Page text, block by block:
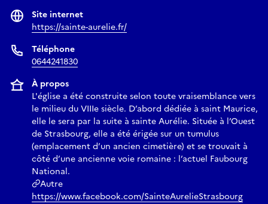
Site internet
https://sainte-aurelie.fr/
Téléphone
0644241830
À propos
L'église a été construite selon toute vraisemblance vers
le milieu du VIIIe siècle. D’abord dédiée à saint Maurice,
elle le sera par la suite à sainte Aurélie. Située à l’Ouest
de Strasbourg, elle a été érigée sur un tumulus
(emplacement d’un ancien cimetière) et se trouvait à
côté d’une ancienne voie romaine : l’actuel Faubourg
National.
Autre
https://www.facebook.com/SainteAurelieStrasbourg